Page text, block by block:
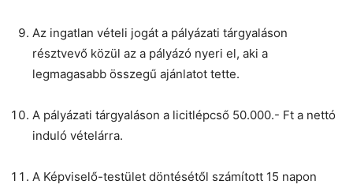
Az ingatlan vételi jogát a pályázati tárgyaláson
résztvevő közül az a pályázó nyeri el, aki a
legmagasabb összegű ajánlatot tette.
A pályázati tárgyaláson a licitlépcső 50.000.- Ft a nettó
induló vételárra.
A Képviselő-testület döntésétől számított 15 napon